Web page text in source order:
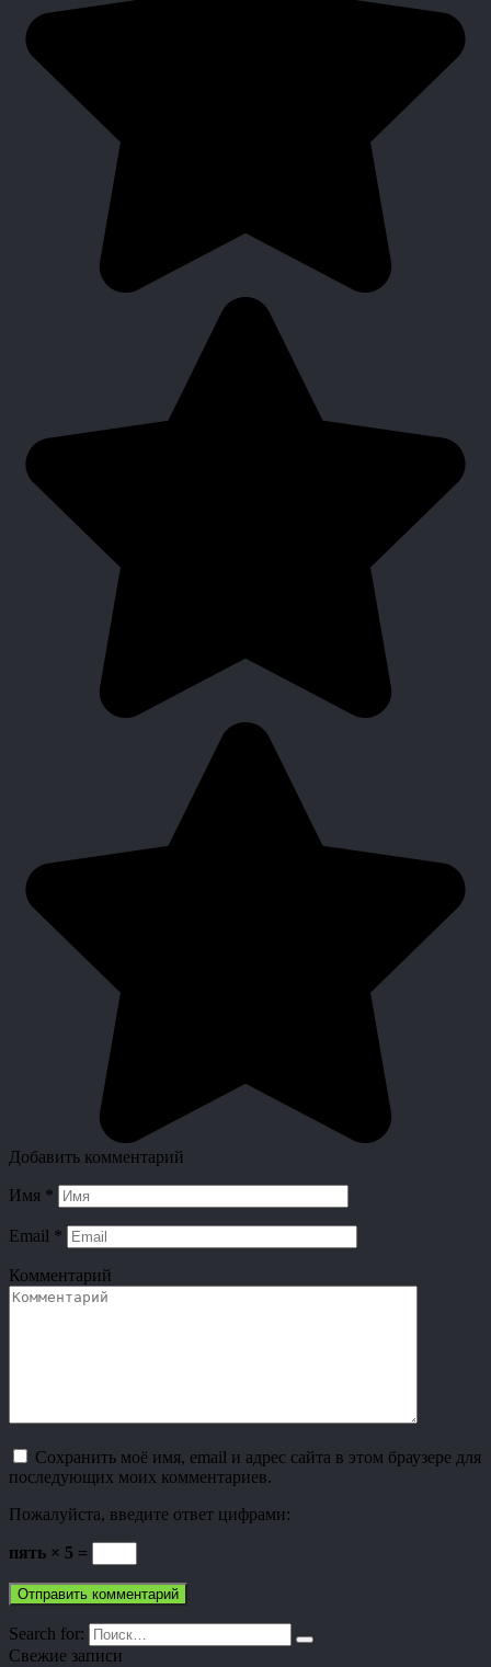
Добавить комментарий
Имя *
Email *
Комментарий
Сохранить моё имя, email и адрес сайта в этом браузере для
последующих моих комментариев.
Пожалуйста, введите ответ цифрами:
пять × 5 =
Search for:
Свежие записи